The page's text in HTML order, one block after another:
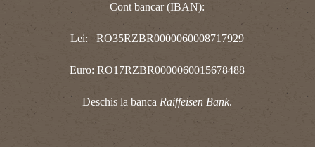
Cont bancar (IBAN):
Lei: RO35RZBR0000060008717929
Euro: RO17RZBR0000060015678488
Deschis la banca Raiffeisen Bank.